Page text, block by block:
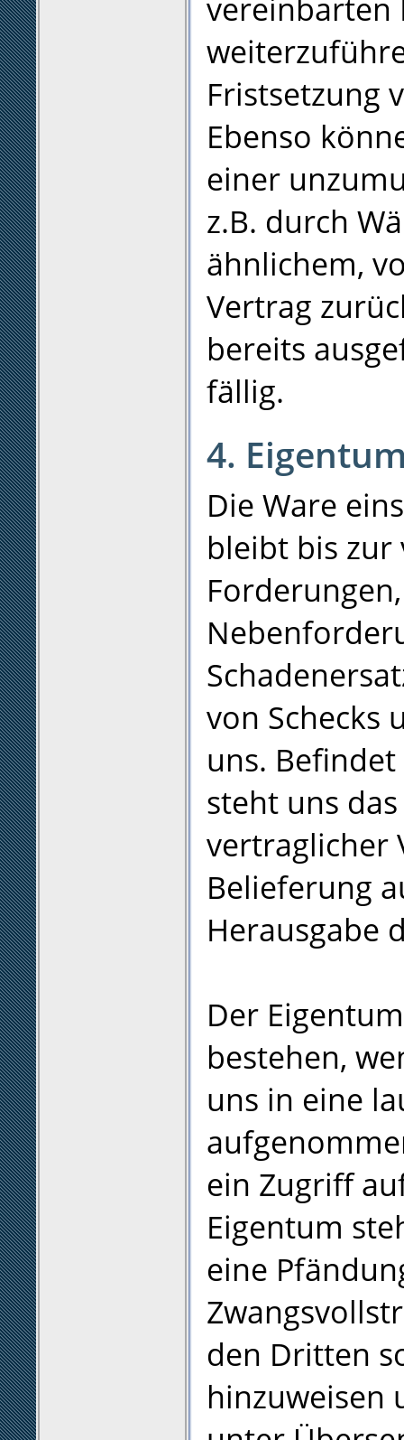
vereinbarten
Fristsetzung
Ebenso
einer
z.B. durch
ähnlichem,
Vertrag
bereits
fällig.
4.
Die Ware
bleibt bis zur
von Schecks
uns.
steht uns
vertraglicher
Belieferung
Herausgabe
Der
bestehen,
uns in eine
ein Zugriff
Eigentum
eine
den Dritten
hinzuweisen